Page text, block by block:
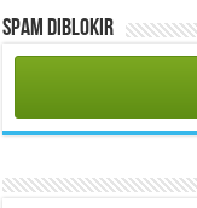
Spam Diblokir